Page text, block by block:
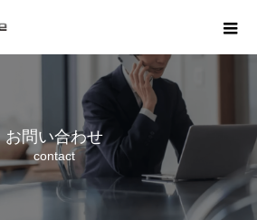
お問い合わせ
contact